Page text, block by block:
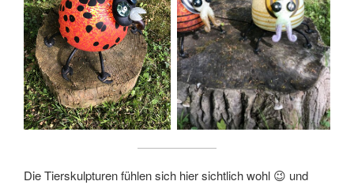
Die Tierskulpturen fühlen sich hier sichtlich wohl 😉 und